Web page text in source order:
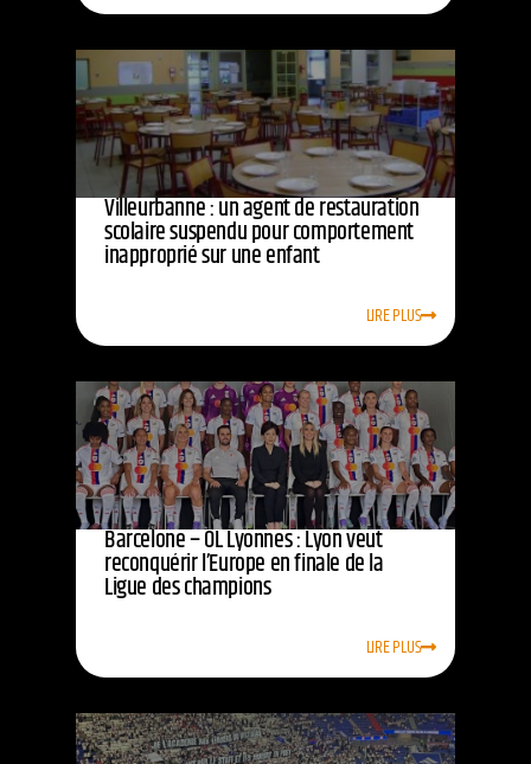
Villeurbanne : un agent de restauration
scolaire suspendu pour comportement
inapproprié sur une enfant
LIRE PLUS
Barcelone – OL Lyonnes : Lyon veut
reconquérir l’Europe en finale de la
Ligue des champions
LIRE PLUS